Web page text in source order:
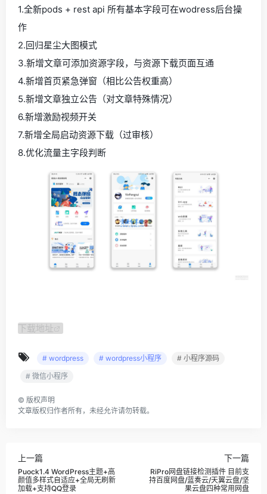
1.全新pods + rest api 所有基本字段可在wodress后台操
作
2.回归星尘大图模式
3.新增文章可添加资源字段，与资源下载页面互通
4.新增首页紧急弹窗（相比公告权重高）
5.新增文章独立公告（对文章特殊情况）
6.新增激励视频开关
7.新增全局启动资源下载（过审核）
8.优化流量主字段判断
下载地址
# wordpress # wordpress小程序
# 小程序源码
# 微信小程序
© 版权声明
文章版权归作者所有，未经允许请勿转载。
上一篇
Puock1.4 WordPress主题+高
颜值多样式自适应+全局无刷新
加载+支持QQ登录
下一篇
RiPro网盘链接检测插件 目前支
持百度网盘/蓝奏云/天翼云盘/坚
果云盘四种常用网盘